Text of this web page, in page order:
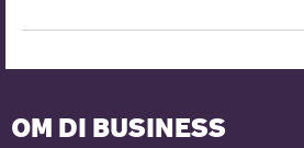
OM DI BUSINESS